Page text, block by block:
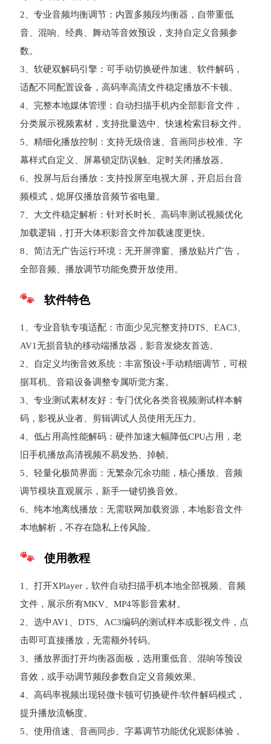
2、专业音频均衡调节：内置多频段均衡器，自带重低
音、混响、经典、舞动等音效预设，支持自定义音频参
数。
3、软硬双解码引擎：可手动切换硬件加速、软件解码，
适配不同配置设备，高码率高清文件稳定播放不卡顿。
4、完整本地媒体管理：自动扫描手机内全部影音文件，
分类展示视频素材，支持批量选中、快速检索目标文件。
5、精细化播放控制：支持无级倍速、音画同步校准、字
幕样式自定义、屏幕锁定防误触、定时关闭播放器。
6、投屏与后台播放：支持投屏至电视大屏，开启后台音
频模式，熄屏仅播放音频节省电量。
7、大文件稳定解析：针对长时长、高码率测试视频优化
加载逻辑，打开大体积影音文件加载速度更快。
8、简洁无广告运行环境：无开屏弹窗、播放贴片广告，
全部音频、播放调节功能免费开放使用。
软件特色
1、专业音轨专项适配：市面少见完整支持DTS、EAC3、
AV1无损音轨的移动端播放器，影音发烧友首选。
2、自定义均衡音效系统：丰富预设+手动精细调节，可根
据耳机、音箱设备调整专属听觉方案。
3、专业测试素材友好：专门优化各类音视频测试样本解
码，影视从业者、剪辑调试人员使用无压力。
4、低占用高性能解码：硬件加速大幅降低CPU占用，老
旧手机播放高清视频不易发热、掉帧。
5、轻量化极简界面：无繁杂冗余功能，核心播放、音频
调节模块直观展示，新手一键切换音效。
6、纯本地离线播放：无需联网加载资源，本地影音文件
本地解析，不存在隐私上传风险。
使用教程
1、打开XPlayer，软件自动扫描手机本地全部视频、音频
文件，展示所有MKV、MP4等影音素材。
2、选中AV1、DTS、AC3编码的测试样本或影视文件，点
击即可直接播放，无需额外转码。
3、播放界面打开均衡器面板，选用重低音、混响等预设
音效，或手动调节频段参数自定义音频效果。
4、高码率视频出现轻微卡顿可切换硬件/软件解码模式，
提升播放流畅度。
5、使用倍速、音画同步、字幕调节功能优化观影体验，